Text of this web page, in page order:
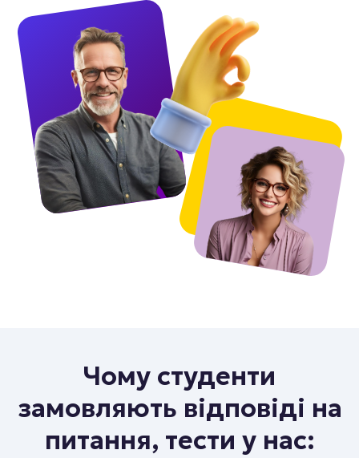
Чому студенти
замовляють відповіді на
питання, тести у нас: